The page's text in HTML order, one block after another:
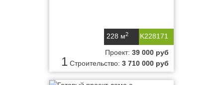
K228171
228 м2
1
Проект: 39 000 руб
Строительство: 3 710 000 руб